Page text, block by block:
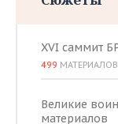
XVI саммит
499 МАТЕРИАЛОВ
Великие
материалов